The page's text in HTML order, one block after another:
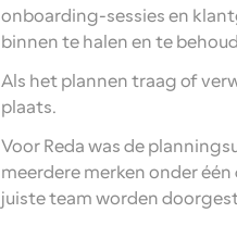
onboarding-sessies en
binnen te halen en te
Als het plannen traag of
plaats.
Voor Reda was de
meerdere merken onder
juiste team worden